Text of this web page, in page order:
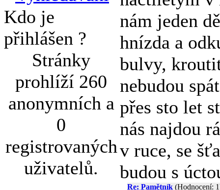
Kdo je
přihlášen ?
Stránky
prohlíží 260
anonymních a
0
registrovaných
uživatelů.
nám jeden
hnízda a
bulvy,
nebudou
přes sto let
nás najdou
v ruce, se
budou s
Re: Pamětník (Hodnocení: